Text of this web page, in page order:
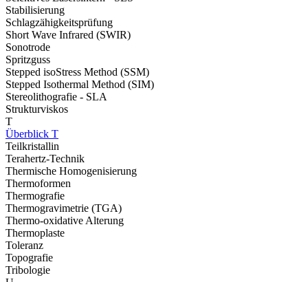
Stabilisierung
Schlagzähigkeitsprüfung
Short Wave Infrared (SWIR)
Sonotrode
Spritzguss
Stepped isoStress Method (SSM)
Stepped Isothermal Method (SIM)
Stereolithografie - SLA
Strukturviskos
T
Überblick T
Teilkristallin
Terahertz-Technik
Thermische Homogenisierung
Thermoformen
Thermografie
Thermogravimetrie (TGA)
Thermo-oxidative Alterung
Thermoplaste
Toleranz
Topografie
Tribologie